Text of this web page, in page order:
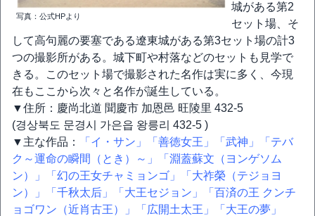
写真：公式HPより
城がある第2
セット場、そ
して高句麗の要塞である遼東城がある第3セット場の計3
つの撮影所がある。城下町や村落などのセットも見学で
きる。このセット場で撮影された名作は実に多く、今現
在もここから次々と名作が誕生している。
▼住所：慶尚北道 聞慶市 加恩邑 旺陵里 432-5
(경상북도 문경시 가은읍 왕릉리 432-5 )
▼主な作品：
「イ・サン」 「善徳女王」 「武神」
「テバ
ク～運命の瞬間（とき）～」
「淵蓋蘇文（ヨンゲソム
ン）」
「幻の王女チャミョンゴ」
「大祚榮（テジョヨ
ン）」
「千秋太后」 「大王セジョン」
「百済の王 クンチ
ョゴワン（近肖古王）」
「広開土太王」
「大王の夢」